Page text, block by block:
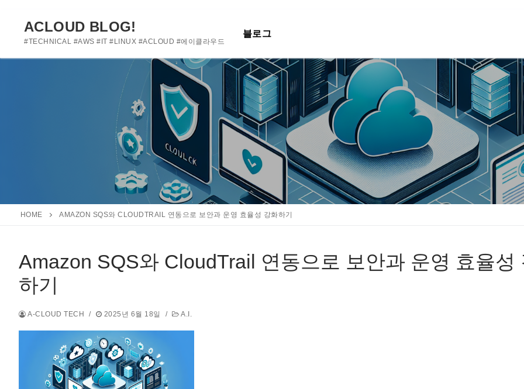
ACLOUD BLOG!
#TECHNICAL #AWS #IT #LINUX #ACLOUD #에이클라우드
블로그
검색 :
HOME AMAZON SQS와 CLOUDTRAIL 연동으로 보안과 운영 효율성 강화하기
Amazon SQS와 CloudTrail 연동으로 보안과 운영 효율성
하기
A-CLOUD TECH / 2025년 6월 18일 / A.I.